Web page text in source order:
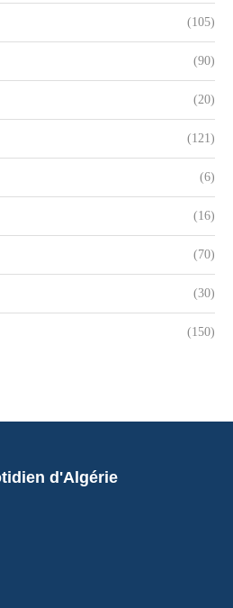
(105)
(90)
(20)
(121)
(6)
(16)
(70)
(30)
(150)
d'Algérie